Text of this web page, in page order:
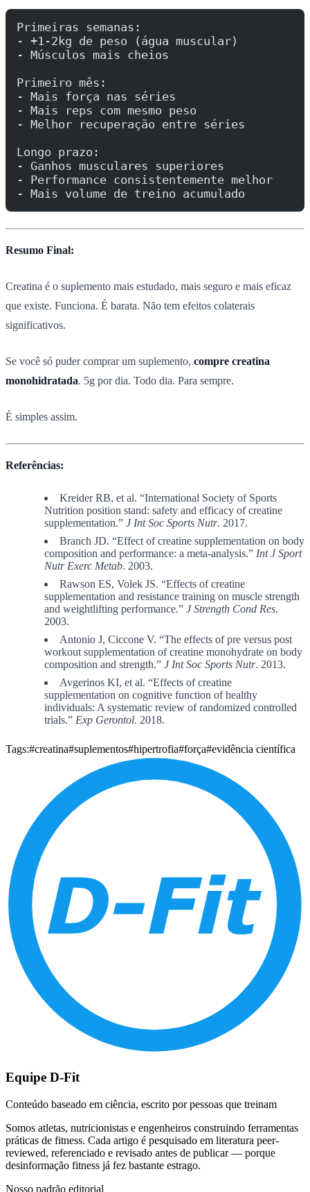
Primeiras semanas:
- +1-2kg de peso (água muscular)
- Músculos mais cheios
Primeiro mês:
- Mais força nas séries
- Mais reps com mesmo peso
- Melhor recuperação entre séries
Longo prazo:
- Ganhos musculares superiores
- Performance consistentemente melhor
- Mais volume de treino acumulado
Resumo Final:
Creatina é o suplemento mais estudado, mais seguro e mais eficaz
que existe. Funciona. É barata. Não tem efeitos colaterais
significativos.
Se você só puder comprar um suplemento, compre creatina
monohidratada. 5g por dia. Todo dia. Para sempre.
É simples assim.
Referências:
Kreider RB, et al. “International Society of Sports
Nutrition position stand: safety and efficacy of creatine
supplementation.” J Int Soc Sports Nutr. 2017.
Branch JD. “Effect of creatine supplementation on body
composition and performance: a meta-analysis.” Int J Sport
Nutr Exerc Metab. 2003.
Rawson ES, Volek JS. “Effects of creatine
supplementation and resistance training on muscle strength
and weightlifting performance.” J Strength Cond Res.
2003.
Antonio J, Ciccone V. “The effects of pre versus post
workout supplementation of creatine monohydrate on body
composition and strength.” J Int Soc Sports Nutr. 2013.
Avgerinos KI, et al. “Effects of creatine
supplementation on cognitive function of healthy
individuals: A systematic review of randomized controlled
trials.” Exp Gerontol. 2018.
Tags:#creatina#suplementos#hipertrofia#força#evidência científica
Equipe D-Fit
Conteúdo baseado em ciência, escrito por pessoas que treinam
Somos atletas, nutricionistas e engenheiros construindo ferramentas
práticas de fitness. Cada artigo é pesquisado em literatura peer-
reviewed, referenciado e revisado antes de publicar — porque
desinformação fitness já fez bastante estrago.
Nosso padrão editorial